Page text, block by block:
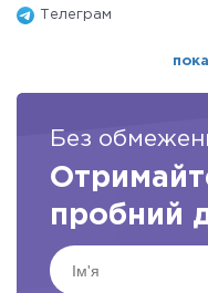
Телеграм
Без
пробний